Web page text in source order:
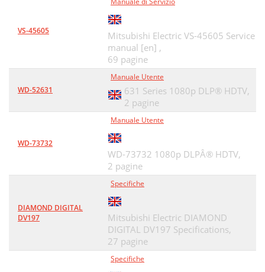
VS-45605
Mitsubishi Electric VS-45605 Service
manual [en] ,
69 pagine
WD-52631
Manuale Utente
631 Series 1080p DLP® HDTV,
2 pagine
WD-73732
Manuale Utente
WD-73732 1080p DLPÂ® HDTV,
2 pagine
DIAMOND DIGITAL
DV197
Specifiche
Mitsubishi Electric DIAMOND
DIGITAL DV197 Specifications,
27 pagine
Specifiche